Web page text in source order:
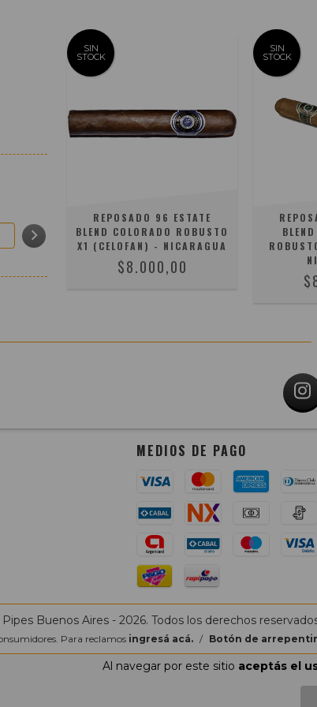
Al navegar por este sitio aceptás el
SIN
STOCK
REPOSADO 96 ESTATE
BLEND COLORADO ROBUSTO
X1 (CELOFAN) - NICARAGUA
$8.000,00
SIN
STOCK
MEDIOS DE PAGO
Buenos Aires - 2026. Todos los derechos
Para reclamos ingresá acá. / Botón de